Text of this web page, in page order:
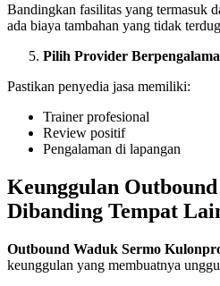
Bandingkan fasilitas yang termasuk
ada biaya tambahan yang tidak
Pilih Provider
Pastikan penyedia jasa memiliki:
Trainer profesional
Review positif
Pengalaman di lapangan
Keunggulan
Dibanding Tempat
Outbound Waduk Sermo
keunggulan yang membuatnya